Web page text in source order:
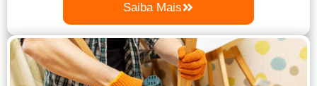
Saiba Mais